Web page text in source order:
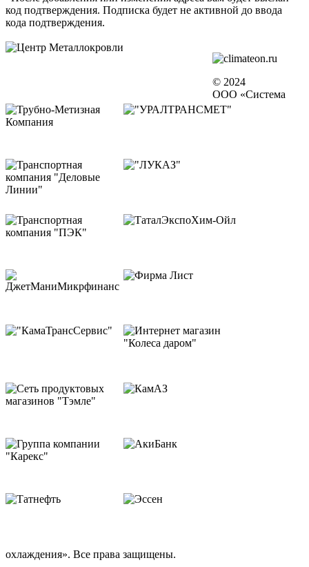
код подтверждения. Подписка будет не активной до ввода
кода подтверждения.
© 2024
ООО «Система
охлаждения». Все права защищены.